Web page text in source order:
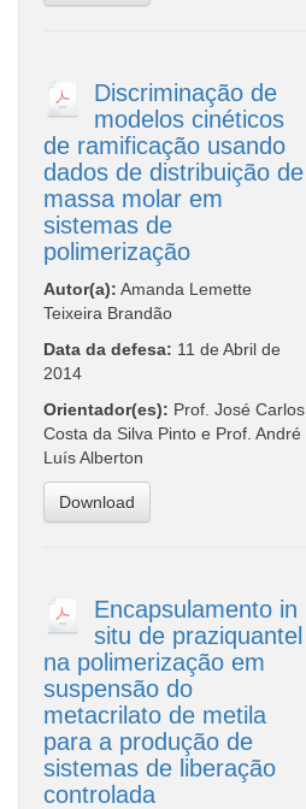
Discriminação de
modelos cinéticos
de ramificação usando
dados de distribuição de
massa molar em
sistemas de
polimerização
Autor(a): Amanda Lemette
Teixeira Brandão
Data da defesa: 11 de Abril de
2014
Orientador(es): Prof. José Carlos
Costa da Silva Pinto e Prof. André
Luís Alberton
Download
Encapsulamento in
situ de praziquantel
na polimerização em
suspensão do
metacrilato de metila
para a produção de
sistemas de liberação
controlada